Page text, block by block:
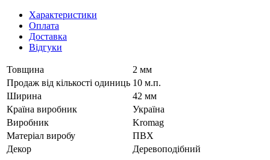
Характеристики
Оплата
Доставка
Відгуки
Товщина
2 мм
Продаж від кількості одиниць 10 м.п.
Ширина
42 мм
Країна виробник
Україна
Виробник
Kromag
Матеріал виробу
ПВХ
Декор
Деревоподібний